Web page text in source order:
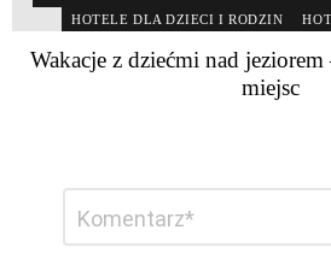
HOTELE DLA DZIECI I RODZIN
Wakacje z dziećmi nad
miejsc
komentarz